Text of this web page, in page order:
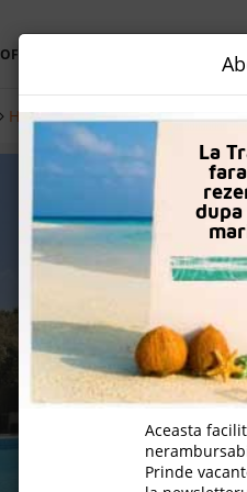
OFERTA PERSONALIZATA
Hoteluri in Karteros Karteros
La
Aceasta
Prinde